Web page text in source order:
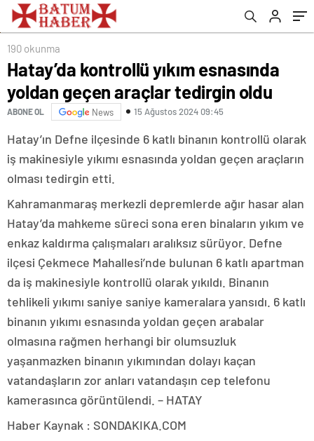
190 okunma
Hatay’da kontrollü yıkım esnasında
yoldan geçen araçlar tedirgin oldu
ABONE OL News 15 Ağustos 2024 09:45
Hatay’ın Defne ilçesinde 6 katlı binanın kontrollü olarak
iş makinesiyle yıkımı esnasında yoldan geçen araçların
olması tedirgin etti.
Kahramanmaraş merkezli depremlerde ağır hasar alan
Hatay’da mahkeme süreci sona eren binaların yıkım ve
enkaz kaldırma çalışmaları aralıksız sürüyor. Defne
ilçesi Çekmece Mahallesi’nde bulunan 6 katlı apartman
da iş makinesiyle kontrollü olarak yıkıldı. Binanın
tehlikeli yıkımı saniye saniye kameralara yansıdı. 6 katlı
binanın yıkımı esnasında yoldan geçen arabalar
olmasına rağmen herhangi bir olumsuzluk
yaşanmazken binanın yıkımından dolayı kaçan
vatandaşların zor anları vatandaşın cep telefonu
kamerasınca görüntülendi. – HATAY
Haber Kaynak : SONDAKIKA.COM